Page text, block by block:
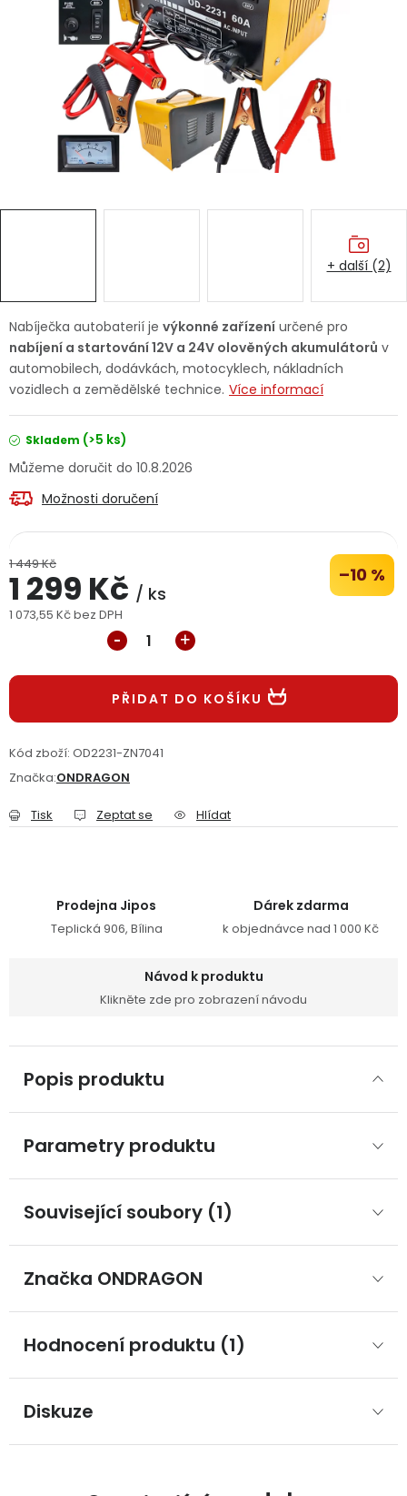
Dětská hřiště
Autodoplňky
Vánoce
Ochranné pomůcky
Značky
Jaký je aktuální stav mé objednávky?
Velkoobchodní spolupráce (B2B)
Doprava a platba Kontakt
Reklamační formulář Odstoupení ve lhůtě 14 dní
Obchodní podmínky Reklamační řád
Nabíječka autobaterií je výkonné zařízení určené pro
nabíjení a startování 12V a 24V olověných akumulátorů v
automobilech, dodávkách, motocyklech, nákladních
vozidlech a zemědělské technice. Více informací
Skladem (>5 ks)
10.8.2026
Možnosti doručení
1 449 Kč –10 %
1 299 Kč / ks
1 073,55 Kč bez DPH
PŘIDAT DO KOŠÍKU
Kód zboží: OD2231-ZN7041
Značka:ONDRAGON
Tisk Zeptat se Hlídat
+ další (2)
Prodejna Jipos
Teplická 906, Bílina
Dárek zdarma
k objednávce nad 1 000 Kč
Návod k produktu
Klikněte zde pro zobrazení návodu
Popis produktu
Parametry produktu
Související soubory (1)
Značka ONDRAGON
Hodnocení produktu (1)
Diskuze